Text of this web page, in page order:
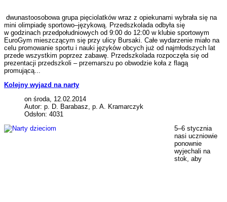
dwunastoosobowa grupa pięciolatków wraz z opiekunami wybrała się na
mini olimpiadę sportowo–językową. Przedszkolada odbyła się
w godzinach przedpołudniowych od 9:00 do 12:00 w klubie sportowym
EuroGym mieszczącym się przy ulicy Bursaki. Całe wydarzenie miało na
celu promowanie sportu i nauki języków obcych już od najmłodszych lat
przede wszystkim poprzez zabawę. Przedszkolada rozpoczęła się od
prezentacji przedszkoli – przemarszu po obwodzie koła z flagą
promującą...
Kolejny wyjazd na narty
on środa, 12.02.2014
Autor: p. D. Barabasz, p. A. Kramarczyk
Odsłon: 4031
5–6 stycznia
nasi uczniowie
ponownie
wyjechali na
stok, aby